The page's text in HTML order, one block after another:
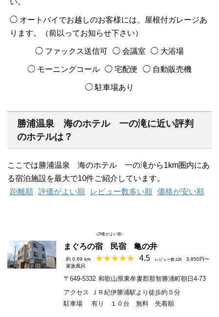
い。
◯ オートバイでお越しのお客様には、屋根付ガレージあ
ります。（前以ってお知らせ下さい）
◯ ファックス送信可 ◯ 会議室 ◯ 大浴場
◯ モーニングコール ◯ 宅配便 ◯ 自動販売機
◯ 駐車場あり
勝浦温泉 海のホテル 一の滝に近い評判
のホテルは？
ここでは勝浦温泉 海のホテル 一の滝から1km圏内にあ
る宿泊施設を最大で10件ご紹介しています。
距離順 評価がよい順 レビュー数多い順 価格が安い順
↓評価がよい順↓
まぐろの宿 民宿 亀の井
約 0.69 km 4.5 レビュー数:128
3,850円〜
家族風呂
〒649-5332 和歌山県東牟婁郡那智勝浦町朝日4-73
アクセス
ＪＲ紀伊勝浦駅より徒歩約５分
駐車場
有り １０台 無料 先着順